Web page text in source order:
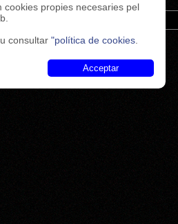
cookies propies necesaries pel
consultar"política de cookies
Acceptar